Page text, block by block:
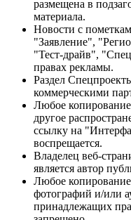
размещена в
материала.
Новости с
"Заявление",
"Тест-драйв",
правах рекламы.
Раздел
коммерческими
Любое
другое
ссылку на
воспрещается.
Владелец веб-
является автор
Любое
фотографий и/или
принадлежащих